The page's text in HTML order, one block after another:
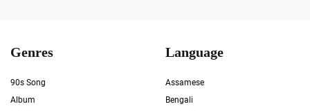
Genres
90s Song
Album
Language
Assamese
Bengali